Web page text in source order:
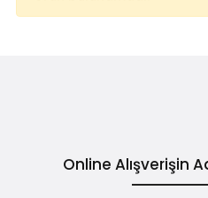
Online Alışverişin